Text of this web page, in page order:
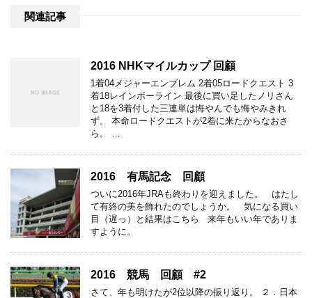
関連記事
2016 NHKマイルカップ 回顧
1着04メジャーエンブレム 2着05ロードクエスト 3
着18レインボーライン 最後に買い足したノリさん
と18を3着付した三連単は悔やんでも悔やみきれ
ず。 本命ロードクエストが2着に来たからなおさ
ら。 …
2016 有馬記念 回顧
ついに2016年JRAも終わりを迎えました。 はたし
て有終の美を飾れたのでしょうか。 気になる買い
目（遅っ）と結果はこちら 来年もいい年でありま
すように。
2016 競馬 回顧 #2
さて、年も明けたが2位以降の振り返り。 ２．日本